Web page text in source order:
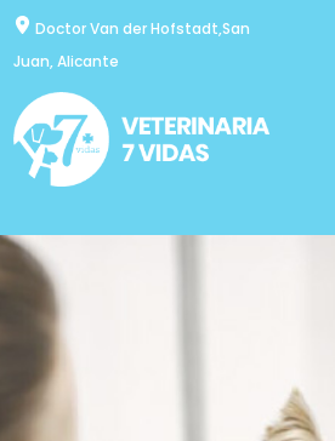
Doctor Van der Hofstadt,San
Juan, Alicante